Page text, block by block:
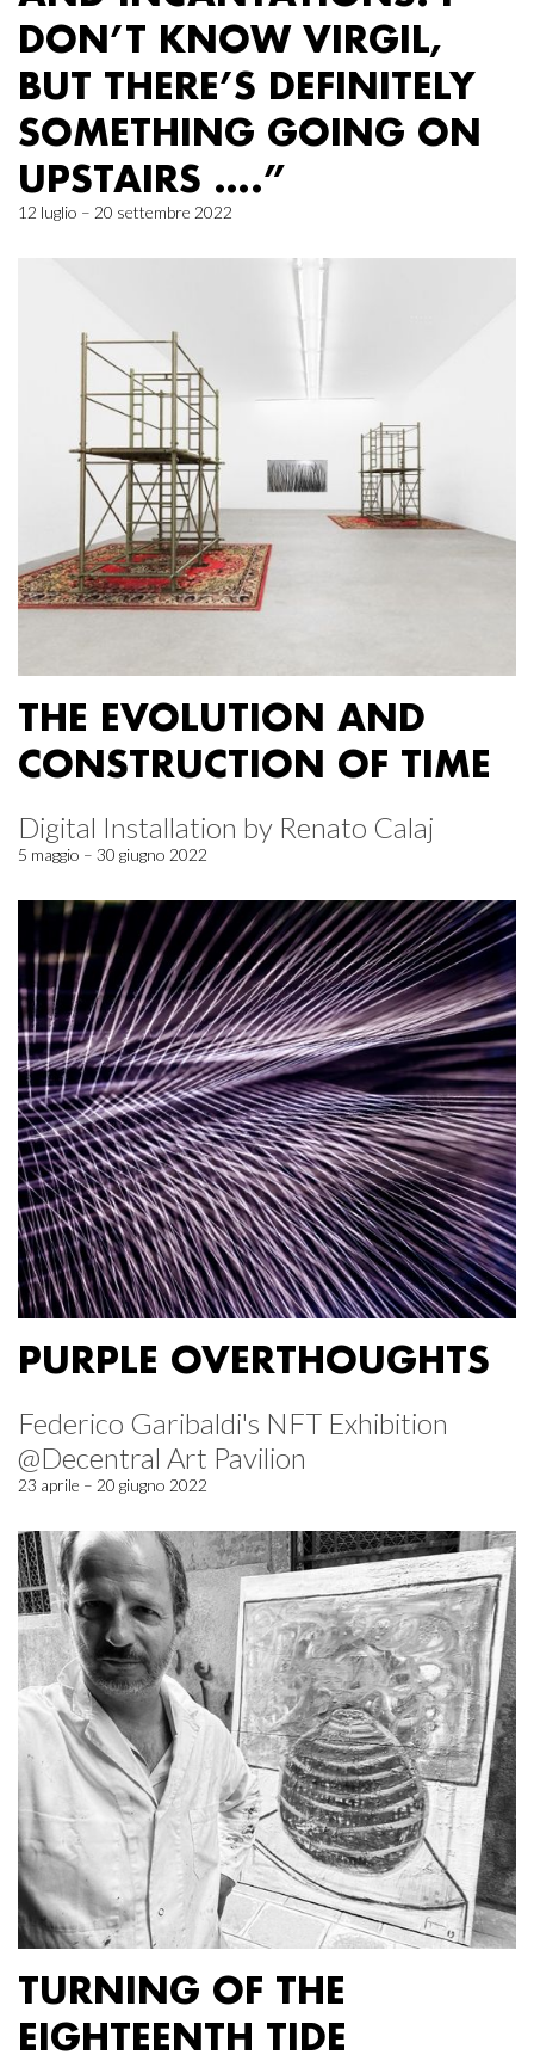
DON’T KNOW VIRGIL,
BUT THERE’S DEFINITELY
SOMETHING GOING ON
UPSTAIRS ….”
12 luglio – 20 settembre 2022
THE EVOLUTION AND
CONSTRUCTION OF TIME
Digital Installation by Renato Calaj
5 maggio – 30 giugno 2022
PURPLE OVERTHOUGHTS
Federico Garibaldi's NFT Exhibition
@Decentral Art Pavilion
23 aprile – 20 giugno 2022
TURNING OF THE
EIGHTEENTH TIDE